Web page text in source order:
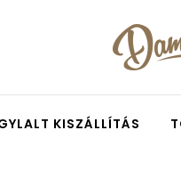
KISZÁLLÍTÁS